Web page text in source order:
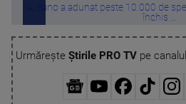
Al Bano a adunat peste 10.000 de
închis ...
Urmărește Știrile PRO TVpe